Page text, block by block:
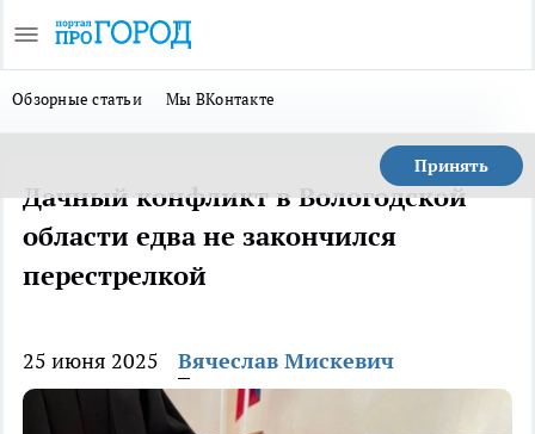
Обзорные статьи Мы ВКонтакте
Принять
Дачный конфликт в Вологодской
области едва не закончился
перестрелкой
25 июня 2025 Вячеслав Мискевич